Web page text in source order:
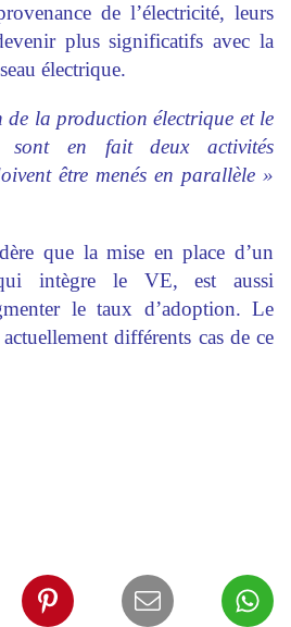
de l’électricité, leurs
plus significatifs avec la
électrique.
la production électrique et le
sont en fait deux activités
être menés en parallèle »
que la mise en place d’un
intègre le VE, est aussi
le taux d’adoption. Le
différents cas de ce